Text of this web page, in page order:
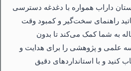
داراب همواره با دغدغه دسترسی
راهنمای سخت‌گیر و کمبود وقت
به شما کمک می‌کند تا بدون
علمی و پژوهشی را برای هدایت و
کنید و با استانداردهای دقیق